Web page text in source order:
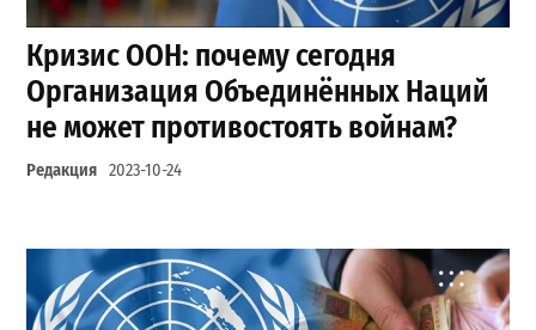
Кризис ООН: почему сегодня
Организация Объединённых Наций
не может противостоять войнам?
Редакция 2023-10-24